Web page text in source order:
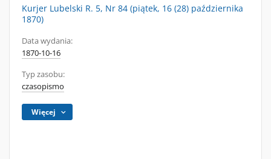
Kurjer Lubelski R. 5, Nr 84 (piątek, 16 (28) października
1870)
Data wydania:
1870-10-16
Typ zasobu:
czasopismo
Więcej